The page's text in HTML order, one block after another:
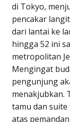
di Tokyo,
pencakar
dari lantai ke
hingga 52 ini
metropolitan
Mengingat
pengunjung
menakjubkan.
tamu dan
atas